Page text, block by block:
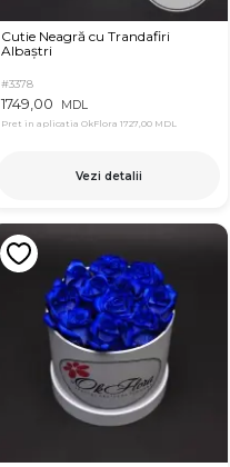
Cutie Neagră cu Trandafiri
Albaștri
#3378
1749,00 MDL
Pret in aplicatia OkFlora 1727,00 MDL
Vezi detalii